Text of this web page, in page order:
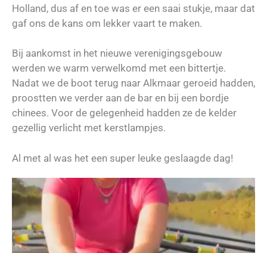
Holland, dus af en toe was er een saai stukje, maar dat
gaf ons de kans om lekker vaart te maken.
Bij aankomst in het nieuwe verenigingsgebouw
werden we warm verwelkomd met een bittertje.
Nadat we de boot terug naar Alkmaar geroeid hadden,
proostten we verder aan de bar en bij een bordje
chinees. Voor de gelegenheid hadden ze de kelder
gezellig verlicht met kerstlampjes.
Al met al was het een super leuke geslaagde dag!